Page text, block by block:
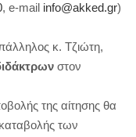
, e-mail info@akked.gr)
κ. Τζιώτη,
στον
της αίτησης θα
των